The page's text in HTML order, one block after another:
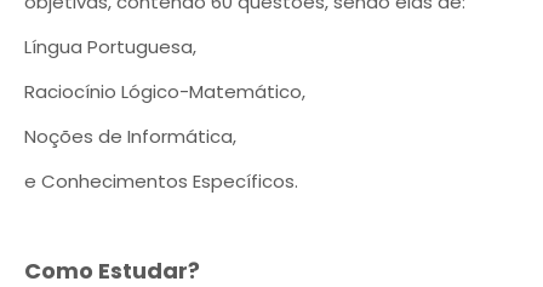
Língua Portuguesa,
Raciocínio Lógico-Matemático,
Noções de Informática,
e Conhecimentos Específicos.
Como Estudar?